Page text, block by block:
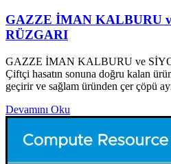
GAZZE İMAN KALBURU
RÜZGARI
GAZZE İMAN KALBURU ve
Çiftçi hasatın sonuna doğru kalan
geçirir ve sağlam üründen çer çöpü
Devamını Oku